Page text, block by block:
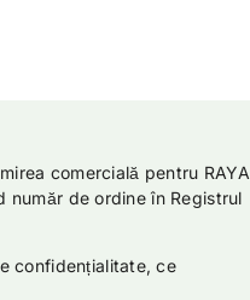
comercială pentru RAYA
număr de ordine în Registrul
confidențialitate, ce